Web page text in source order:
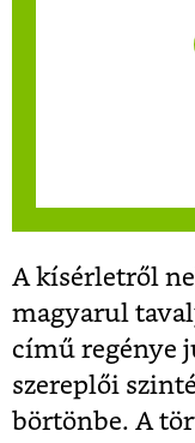
A kísérletről
magyarul
című regénye
szereplői
börtönbe. A